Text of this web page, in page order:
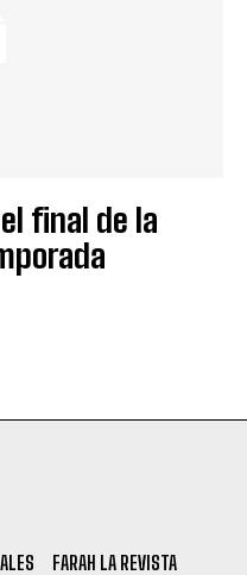
final de la
FARAH LA REVISTA